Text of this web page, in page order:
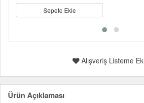
Sepete Ekle
Alışveriş Listeme
Ürün Açıklaması